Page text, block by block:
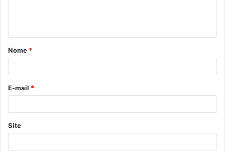
á
r
*
Nome *
E-mail *
Site